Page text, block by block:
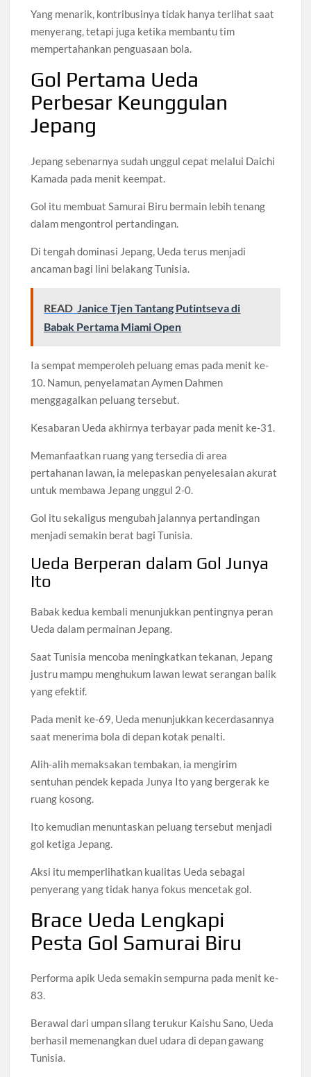
Yang menarik, kontribusinya tidak hanya terlihat saat
menyerang, tetapi juga ketika membantu tim
mempertahankan penguasaan bola.
Gol Pertama Ueda
Perbesar Keunggulan
Jepang
Jepang sebenarnya sudah unggul cepat melalui Daichi
Kamada pada menit keempat.
Gol itu membuat Samurai Biru bermain lebih tenang
dalam mengontrol pertandingan.
Di tengah dominasi Jepang, Ueda terus menjadi
ancaman bagi lini belakang Tunisia.
READ Janice Tjen Tantang Putintseva di
Babak Pertama Miami Open
Ia sempat memperoleh peluang emas pada menit ke-
10. Namun, penyelamatan Aymen Dahmen
menggagalkan peluang tersebut.
Kesabaran Ueda akhirnya terbayar pada menit ke-31.
Memanfaatkan ruang yang tersedia di area
pertahanan lawan, ia melepaskan penyelesaian akurat
untuk membawa Jepang unggul 2-0.
Gol itu sekaligus mengubah jalannya pertandingan
menjadi semakin berat bagi Tunisia.
Ueda Berperan dalam Gol Junya
Ito
Babak kedua kembali menunjukkan pentingnya peran
Ueda dalam permainan Jepang.
Saat Tunisia mencoba meningkatkan tekanan, Jepang
justru mampu menghukum lawan lewat serangan balik
yang efektif.
Pada menit ke-69, Ueda menunjukkan kecerdasannya
saat menerima bola di depan kotak penalti.
Alih-alih memaksakan tembakan, ia mengirim
sentuhan pendek kepada Junya Ito yang bergerak ke
ruang kosong.
Ito kemudian menuntaskan peluang tersebut menjadi
gol ketiga Jepang.
Aksi itu memperlihatkan kualitas Ueda sebagai
penyerang yang tidak hanya fokus mencetak gol.
Brace Ueda Lengkapi
Pesta Gol Samurai Biru
Performa apik Ueda semakin sempurna pada menit ke-
83.
Berawal dari umpan silang terukur Kaishu Sano, Ueda
berhasil memenangkan duel udara di depan gawang
Tunisia.